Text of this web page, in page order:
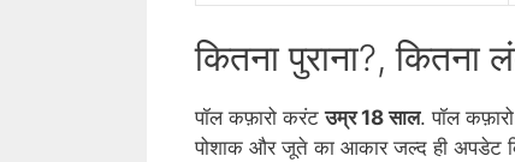
कितना पुराना?,
पॉल कफ़ारो करंटउम्र 18 साल. पॉल
पोशाक और जूते का आकार जल्द ही अपडेट